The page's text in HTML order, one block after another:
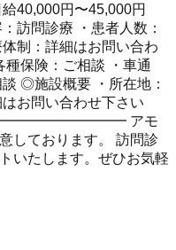
40,000円〜45,000円
訪問診療 ・患者人数：
制：詳細はお問い合わ
保険：ご相談 ・車通
◎施設概要 ・所在地：
お問い合わせ下さい
アモ
しております。 訪問診
いたします。ぜひお気軽